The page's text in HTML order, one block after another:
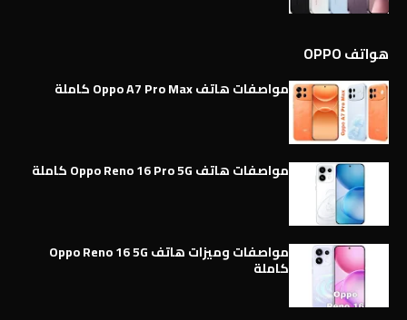
هواتف OPPO
مواصفات هاتف Oppo A7 Pro Max كاملة
مواصفات هاتف Oppo Reno 16 Pro 5G كاملة
مواصفات وميزات هاتف Oppo Reno 16 5G
كاملة